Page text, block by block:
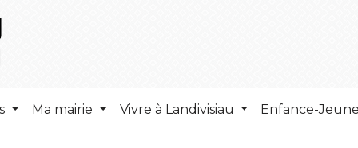
Ma mairie Vivre à Landivisiau Enfance-